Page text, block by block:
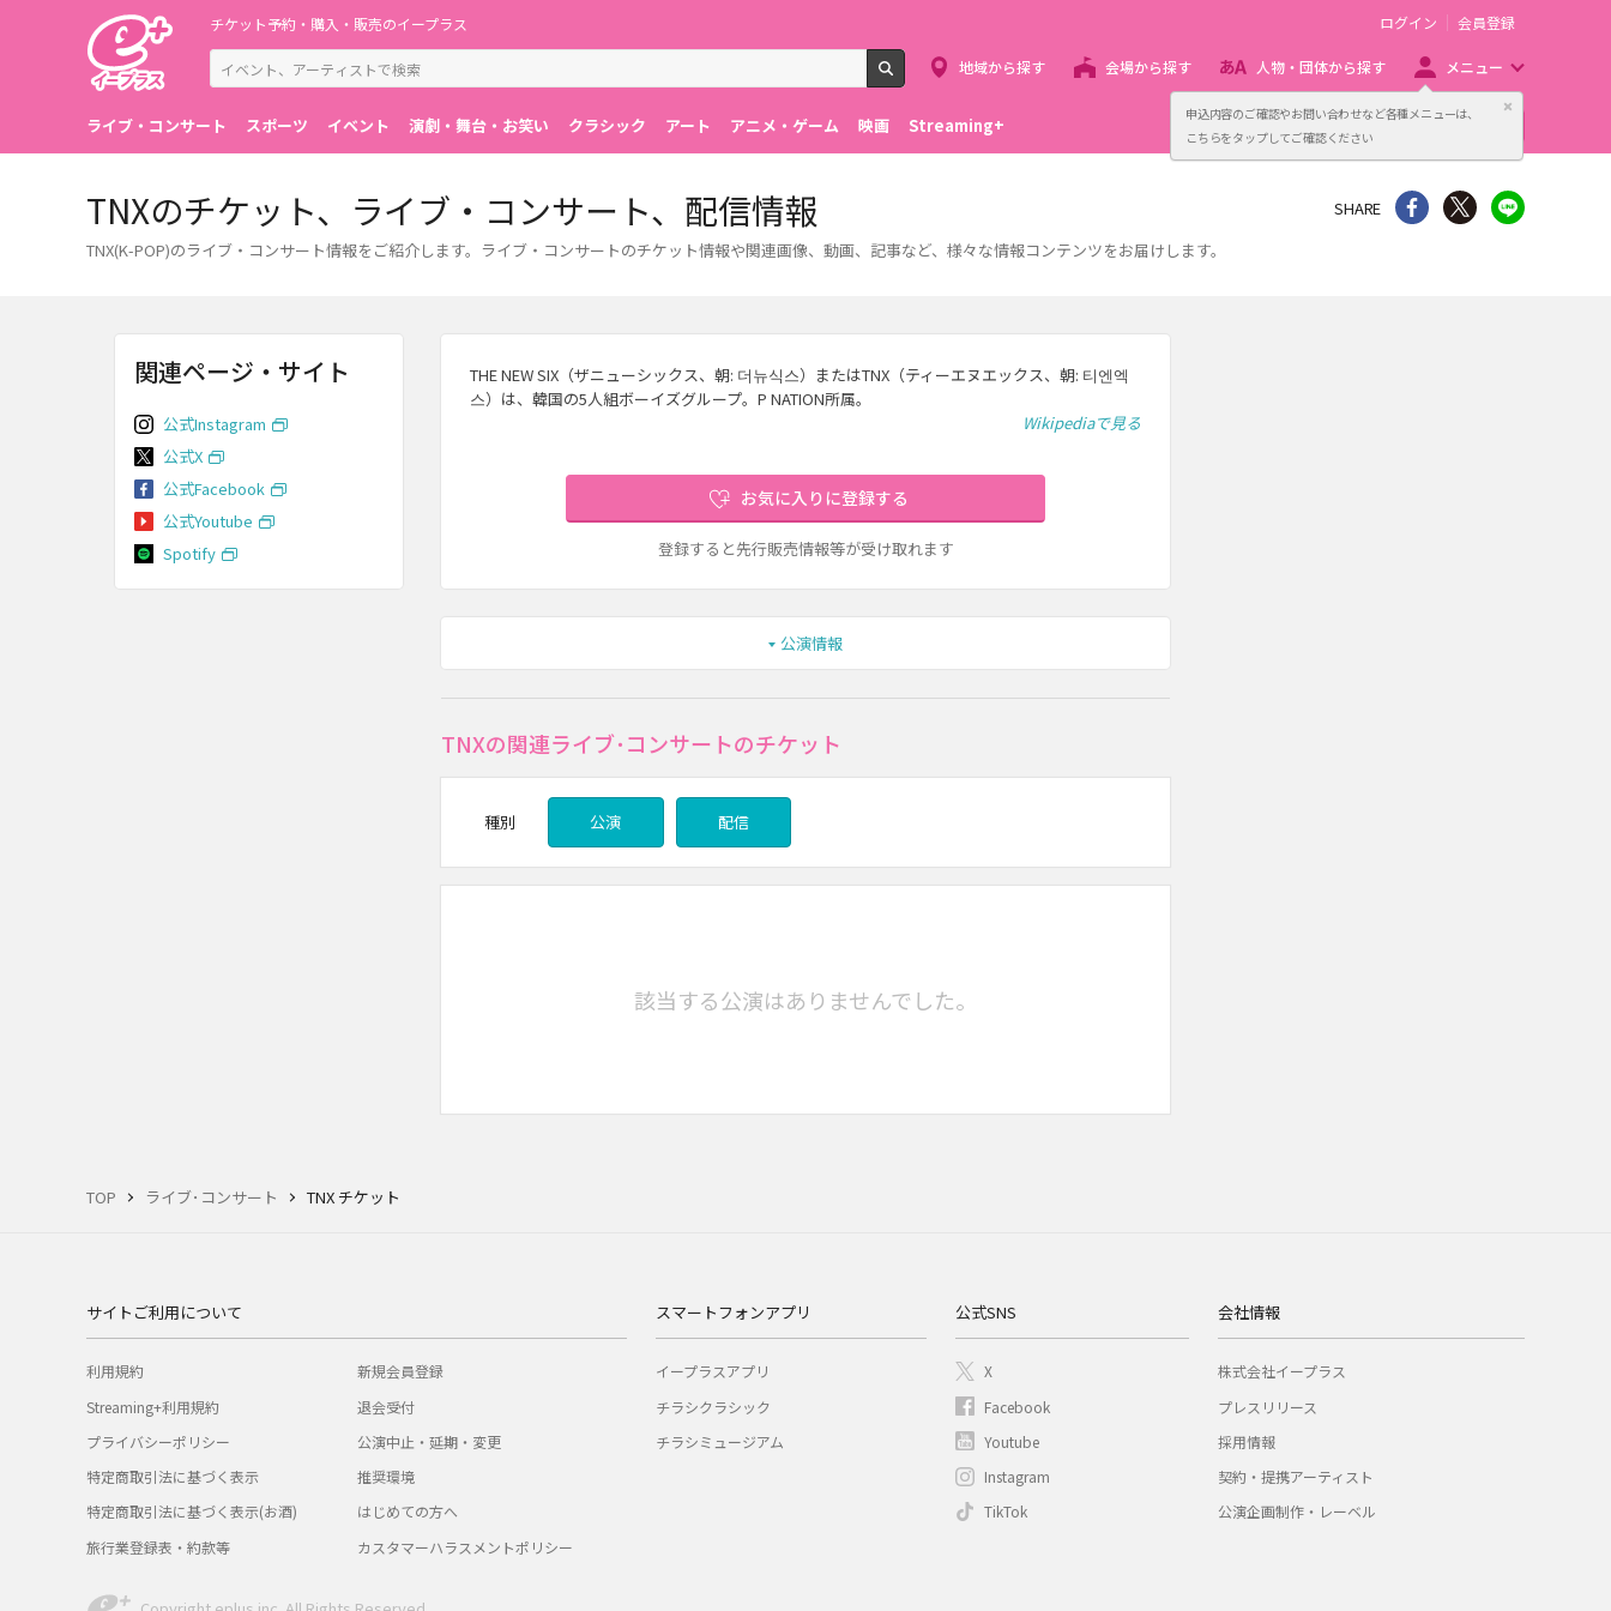
申込内容のご確認やお問い合わせなど各種メニューは、
こちらをタップしてご確認ください
閉じる
チケット予約・購入・販売のイープラス
検索
ログイン 会員登録
地域から探す 会場から探す 人物・団体から探す メニュー
ライブ・コンサート スポーツ イベント 演劇・舞台・お笑い クラシック アート アニメ・ゲーム 映画 Streaming+ 主催者向け販売サービス
TOP ライブ･コンサート TNX チケット
TNXのチケット、ライブ・コンサート、配信情報
TNX(K-POP)のライブ・コンサート情報をご紹介します。ライブ・コンサートのチケット情報や関連画像、動画、記事など、様々な情報コンテンツをお届けします。
SHARE シェア Twitter
THE NEW SIX（ザニューシックス、朝: 더뉴식스）またはTNX（ティーエヌエックス、朝: 티엔엑
스）は、韓国の5人組ボーイズグループ。P NATION所属。
Wikipediaで見る
お気に入りに登録する
登録すると先行販売情報等が受け取れます
公演情報
TNXの関連ライブ･コンサートのチケット
種別 公演 配信
該当する公演はありませんでした。
関連ページ・サイト
公式Instagram
公式X
公式Facebook
公式Youtube
Spotify
サイトご利用について
利用規約
Streaming+利用規約
プライバシーポリシー
特定商取引法に基づく表示
特定商取引法に基づく表示(お酒)
旅行業登録表・約款等
新規会員登録
退会受付
公演中止・延期・変更
推奨環境
はじめての方へ
カスタマーハラスメントポリシー
スマートフォンアプリ
イープラスアプリ
チラシクラシック
チラシミュージアム
公式SNS
X
Facebook
Youtube
Instagram
TikTok
会社情報
株式会社イープラス
プレスリリース
採用情報
契約・提携アーティスト
公演企画制作・レーベル